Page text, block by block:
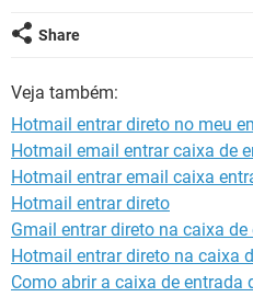
Share
Veja também:
Hotmail entrar direto no meu
Hotmail email entrar caixa de
Hotmail entrar email caixa
Hotmail entrar direto
Gmail entrar direto na caixa de
Hotmail entrar direto na caixa
Como abrir a caixa de entrada